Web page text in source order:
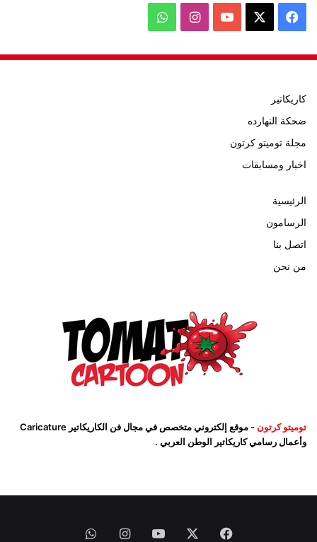
فيسبوك ‫YouTubeانستقرامواتساب
كاريكاتير
ضحكة النهارده
مجلة توميتو كرتون
اخبار ومسابقات
الرئيسية
الرسامون
اتصل بنا
من نحن
توميتو كرتون
- موقع إلكتروني متخصص في مجال فن الكاريكاتير Caricature
وأعمال رسامي كاريكاتير الوطن العربي .
فيسبوك ‫YouTubeانستقرامواتساب